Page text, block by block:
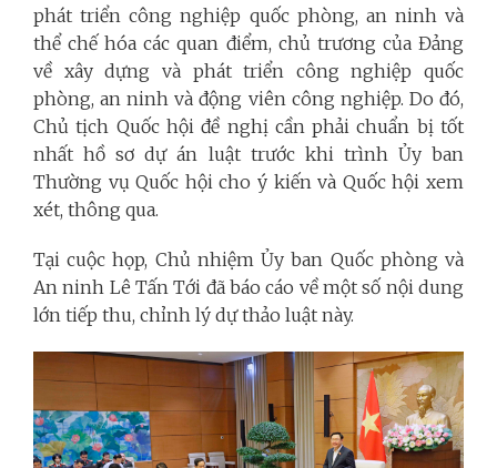
phát triển công nghiệp quốc phòng, an ninh và
thể chế hóa các quan điểm, chủ trương của Đảng
về xây dựng và phát triển công nghiệp quốc
phòng, an ninh và động viên công nghiệp. Do đó,
Chủ tịch Quốc hội đề nghị cần phải chuẩn bị tốt
nhất hồ sơ dự án luật trước khi trình Ủy ban
Thường vụ Quốc hội cho ý kiến và Quốc hội xem
xét, thông qua.
Tại cuộc họp, Chủ nhiệm Ủy ban Quốc phòng và
An ninh Lê Tấn Tới đã báo cáo về một số nội dung
lớn tiếp thu, chỉnh lý dự thảo luật này.